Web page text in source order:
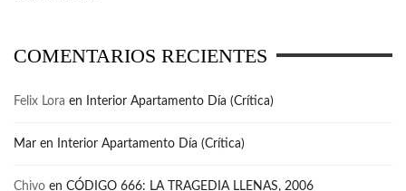
COMENTARIOS RECIENTES
Felix Lora en Interior Apartamento Día (Crítica)
Mar en Interior Apartamento Día (Crítica)
Chivo en CÓDIGO 666: LA TRAGEDIA LLENAS, 2006